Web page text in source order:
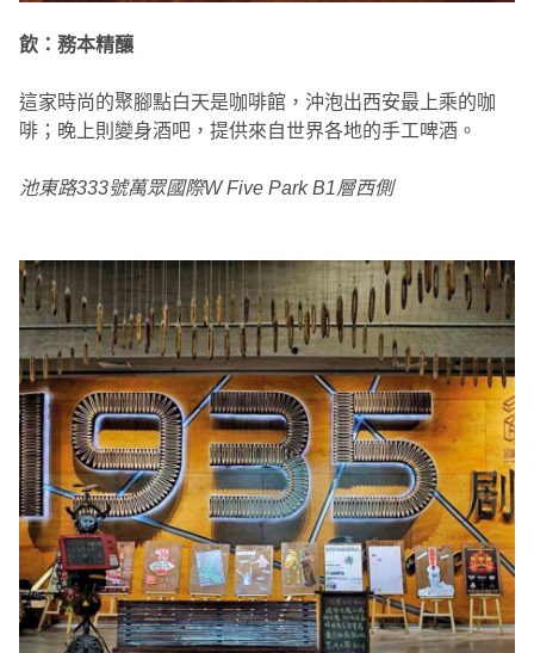
飲：務本精釀
這家時尚的聚腳點白天是咖啡館，沖泡出西安最上乘的咖
啡；晚上則變身酒吧，提供來自世界各地的手工啤酒。
池東路333號萬眾國際W Five Park B1層西側